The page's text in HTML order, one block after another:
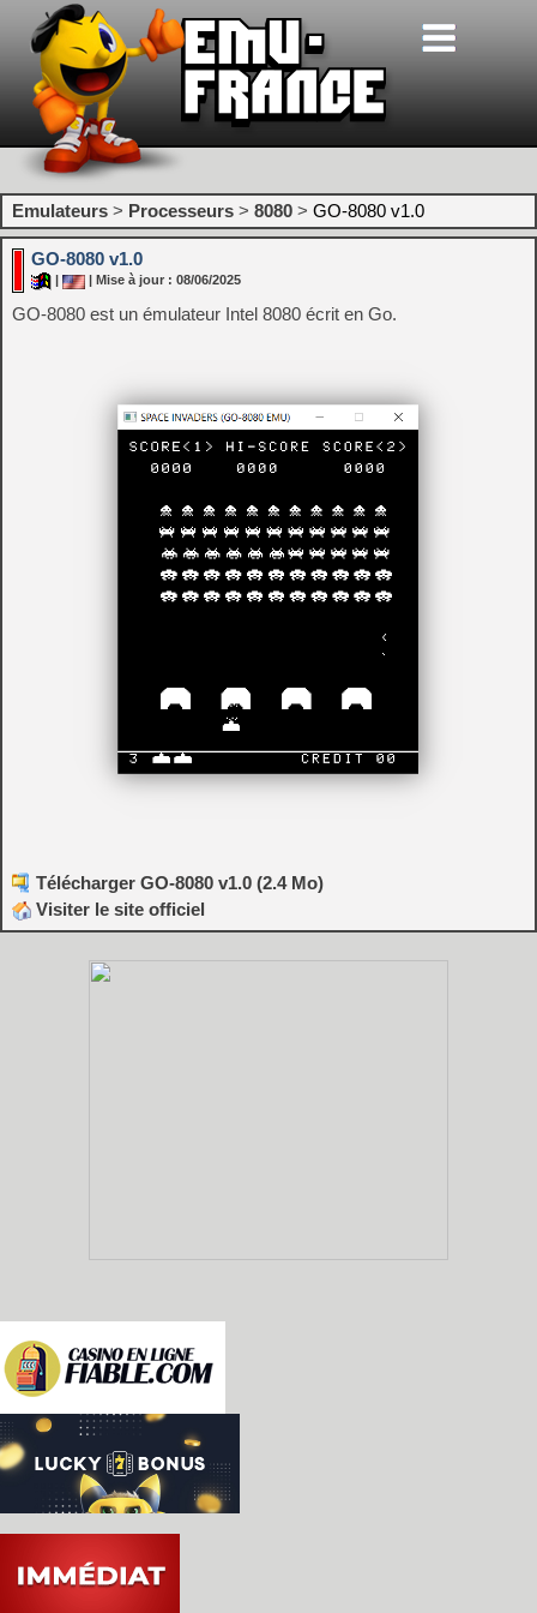
Emulateurs > Processeurs > 8080 > GO-8080 v1.0
GO-8080 v1.0
| Mise à jour : 08/06/2025
GO-8080 est un émulateur Intel 8080 écrit en Go.
Télécharger GO-8080 v1.0 (2.4 Mo)
Visiter le site officiel